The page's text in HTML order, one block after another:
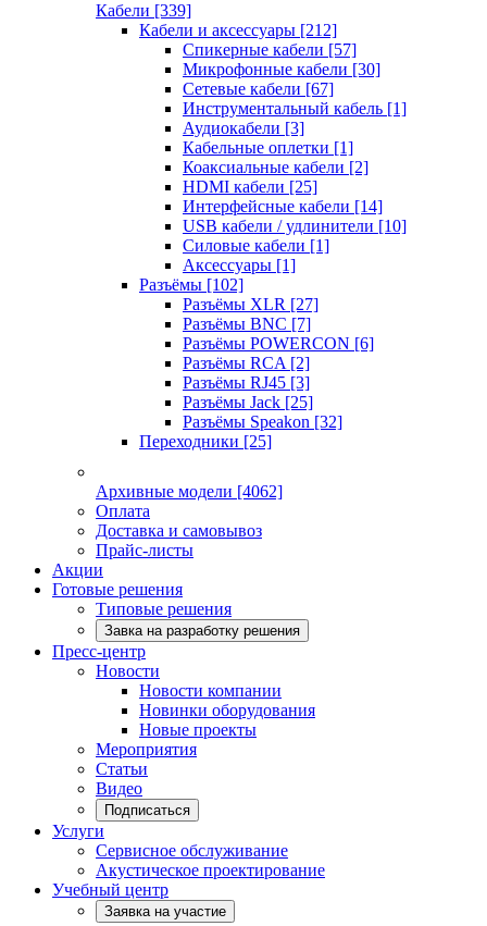
Кабели [339]
Кабели и аксессуары [212]
Спикерные кабели [57]
Микрофонные кабели [30]
Сетевые кабели [67]
Инструментальный кабель [1]
Аудиокабели [3]
Кабельные оплетки [1]
Коаксиальные кабели [2]
HDMI кабели [25]
Интерфейсные кабели [14]
USB кабели / удлинители [10]
Силовые кабели [1]
Аксессуары [1]
Разъёмы [102]
Разъёмы XLR [27]
Разъёмы BNC [7]
Разъёмы POWERCON [6]
Разъёмы RCA [2]
Разъёмы RJ45 [3]
Разъёмы Jack [25]
Разъёмы Speakon [32]
Переходники [25]
Архивные модели [4062]
Оплата
Доставка и самовывоз
Прайс-листы
Акции
Готовые решения
Типовые решения
Завка на разработку решения
Пресс-центр
Новости
Новости компании
Новинки оборудования
Новые проекты
Мероприятия
Статьи
Видео
Подписаться
Услуги
Сервисное обслуживание
Акустическое проектирование
Учебный центр
Заявка на участие